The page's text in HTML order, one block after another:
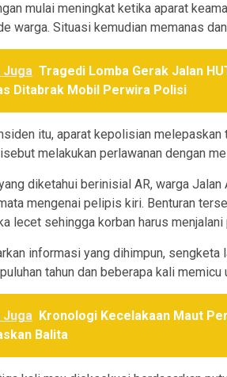
mulai meningkat ketika aparat
warga. Situasi kemudian memanas
Juga Tragedi Lomba Gerak Jalan
Ditabrak Mobil Perwira Polisi
itu, aparat kepolisian
melakukan perlawanan dengan
diketahui berinisial AR, warga
mengenai pelipis kiri. Benturan
lecet sehingga korban harus
informasi yang dihimpun,
tahun dan beberapa kali
Juga Kronologi Kecelakaan Maut
Balita